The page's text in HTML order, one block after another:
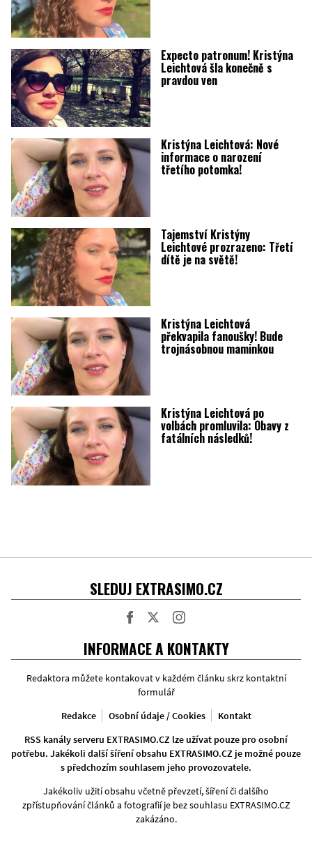
Expecto patronum! Kristýna
Leichtová šla konečně s
pravdou ven
Kristýna Leichtová: Nové
informace o narození
třetího potomka!
Tajemství Kristýny
Leichtové prozrazeno: Třetí
dítě je na světě!
Kristýna Leichtová
překvapila fanoušky! Bude
trojnásobnou maminkou
Kristýna Leichtová po
volbách promluvila: Obavy z
fatálních následků!
SLEDUJ EXTRASIMO.CZ
INFORMACE A KONTAKTY
Redaktora můžete kontakovat v každém článku skrz kontaktní
formulář
Redakce
Osobní údaje / Cookies
Kontakt
RSS kanály serveru EXTRASIMO.CZ lze užívat pouze pro osobní
potřebu. Jakékoli další šíření obsahu EXTRASIMO.CZ je možné pouze
s předchozím souhlasem jeho provozovatele.
Jakékoliv užití obsahu včetně převzetí, šíření či dalšího
zpřístupňování článků a fotografií je bez souhlasu EXTRASIMO.CZ
zakázáno.